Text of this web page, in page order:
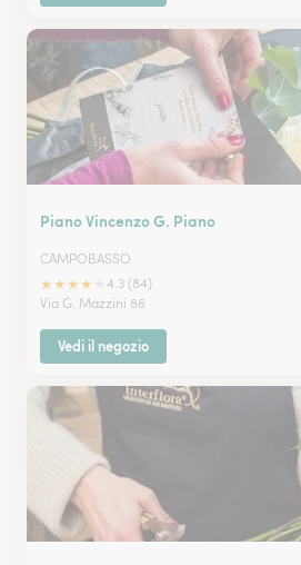
Piano Vincenzo G. Piano
CAMPOBASSO
★★★★
4.3 (84)
Via G. Mazzini 86
Vedi il negozio